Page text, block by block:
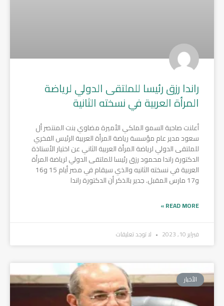
راندا رزق رئيسا للملتقى الدولي لرياضة
المرأة العربية في نسخته الثانية
أعلنت صاحبة السمو الملكي الأميرة مضاوي بنت المنتصر أل
سعود مدير عام مؤسسة رياضة المرأة العربية الرئيس الفخري
للملتقى الدولي لرياضة المرأة العربية الثاني عن اختيار الأستاذة
الدكتورة راندا محمود رزق رئيسا للملتقى الدولي لرياضة المرأة
العربية في نسخته الثانيه والذي سيقام في مصر أيام 15 و16
و17 مارس المقبل. جدير بالذكر أن الدكتورة راندا
READ MORE »
فبراير 10, 2023 لا توجد تعليقات
الأخبار